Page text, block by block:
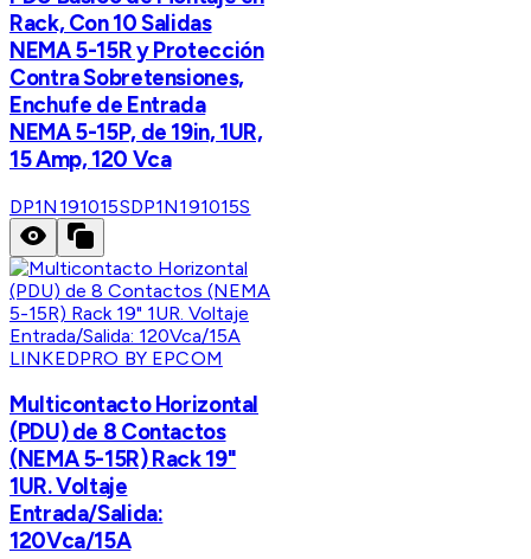
Rack, Con 10 Salidas
NEMA 5-15R y Protección
Contra Sobretensiones,
Enchufe de Entrada
NEMA 5-15P, de 19in, 1UR,
15 Amp, 120 Vca
DP1N191015SDP1N191015S
LINKEDPRO BY EPCOM
Multicontacto Horizontal
(PDU) de 8 Contactos
(NEMA 5-15R) Rack 19"
1UR. Voltaje
Entrada/Salida:
120Vca/15A